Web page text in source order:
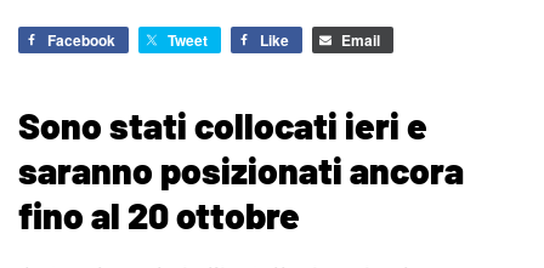
Facebook Tweet Like Email
Sono stati collocati ieri e
saranno posizionati ancora
fino al 20 ottobre